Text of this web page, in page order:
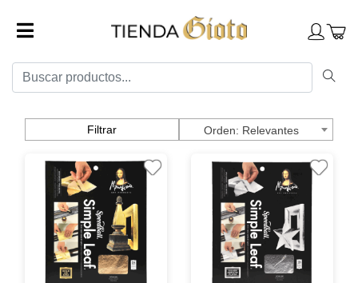
Filtrar Relevantes